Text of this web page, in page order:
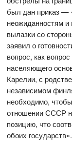
был дан приказ —
неожиданностям
вылазки со
заявил о
вопрос, как
населяющего
Карелии, с
независимом
необходимо,
отношении СССР
позицию, что
обоих государств».